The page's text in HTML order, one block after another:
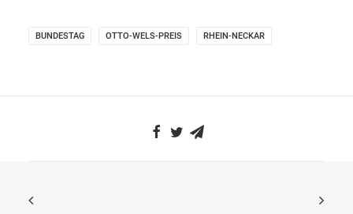
BUNDESTAG OTTO-WELS-PREIS RHEIN-NECKAR